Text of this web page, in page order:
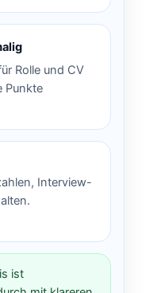
Rolle und CV
Punkte
Interview-
ist